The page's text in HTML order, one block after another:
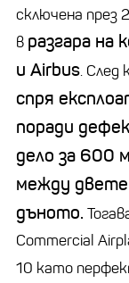
сключена през
в разгара на
и Airbus. След
спря
поради
дело за 600
между двете
дъното.
Commercial
10 като